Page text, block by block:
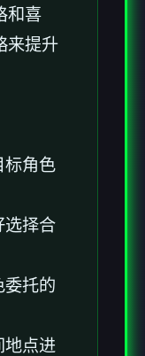
和喜
来提升
标角色
选择合
委托的
地点进